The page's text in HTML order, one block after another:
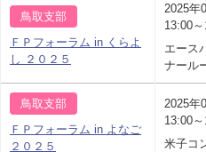
鳥取支部
ＦＰフォーラム in くらよ
し ２０２５
2025年
13:00
エース
ナール
鳥取支部
ＦＰフォーラム in よなご
２０２５
2025年
13:00
米子コ